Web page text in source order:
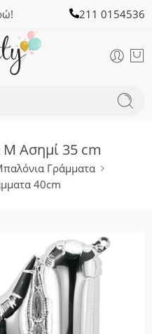
211 0154536
Ασημί 35 cm
Γράμματα
40cm